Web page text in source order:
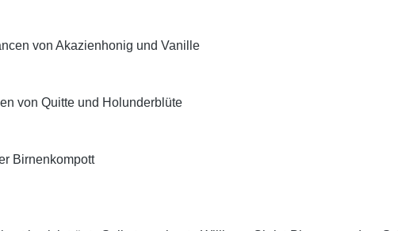
von Akazienhonig und Vanille
von Quitte und Holunderblüte
Birnenkompott